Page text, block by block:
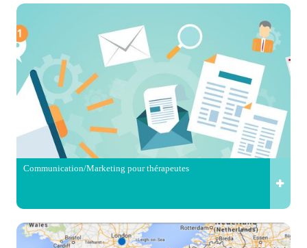
Communication/Marketing pour thérapeutes